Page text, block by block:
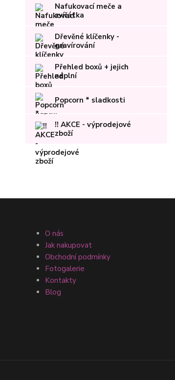
Nafukovací meče a
zvířátka
Dřevěné klíčenky -
gravírování
Přehled boxů + jejich
náplní
Popcorn * sladkosti
!! AKCE - výprodejové
zboží
O nás
Jak nakupovat
Obchodní podmínky
Fotogalerie
Kontakty
Blog